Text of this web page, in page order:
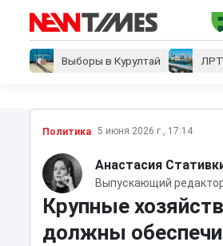
Выборы в Курултай ЛРТ
Политика 5 июня 2026 г., 17:14
Анастасия
Выпускающий
Крупные
должны